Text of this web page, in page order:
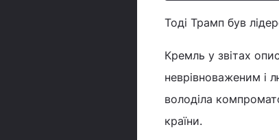
Тоді Трамп був
Кремль у звітах
неврівноваженим і
володіла
країни.